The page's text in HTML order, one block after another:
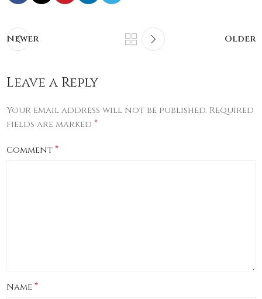
Newer Older
Leave a Reply
Your email address will not be published. Required
fields are marked*
Comment*
Name*